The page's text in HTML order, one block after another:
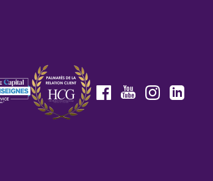
Facebook
YoutubeInstagram